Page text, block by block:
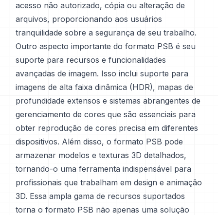
acesso não autorizado, cópia ou alteração de
arquivos, proporcionando aos usuários
tranquilidade sobre a segurança de seu trabalho.
Outro aspecto importante do formato PSB é seu
suporte para recursos e funcionalidades
avançadas de imagem. Isso inclui suporte para
imagens de alta faixa dinâmica (HDR), mapas de
profundidade extensos e sistemas abrangentes de
gerenciamento de cores que são essenciais para
obter reprodução de cores precisa em diferentes
dispositivos. Além disso, o formato PSB pode
armazenar modelos e texturas 3D detalhados,
tornando-o uma ferramenta indispensável para
profissionais que trabalham em design e animação
3D. Essa ampla gama de recursos suportados
torna o formato PSB não apenas uma solução